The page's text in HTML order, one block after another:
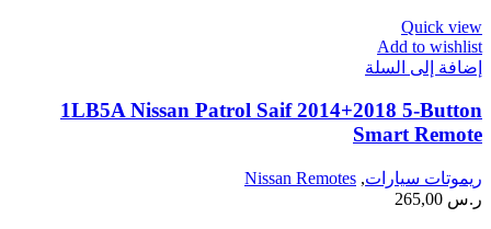
Quick view
Add to wishlist
إضافة إلى السلة
1LB5A Nissan Patrol Saif 2014+2018 5-Button
Smart Remote
ريموتات سيارات,
Nissan Remotes
ر.س